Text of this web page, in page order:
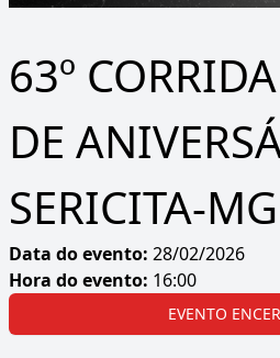
63º
DE
SERICITA-MG
Data do evento: 28/02/2026
Hora do evento: 16:00
EVENTO